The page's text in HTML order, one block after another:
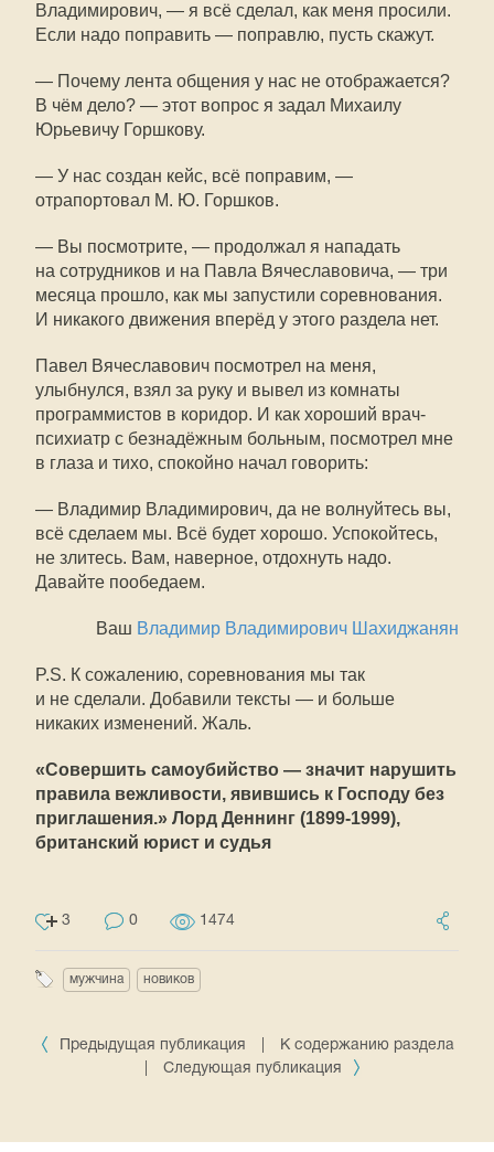
Владимирович, — я всё сделал, как меня просили.
Если надо поправить — поправлю, пусть скажут.
— Почему лента общения у нас не отображается?
В чём дело? — этот вопрос я задал Михаилу
Юрьевичу Горшкову.
— У нас создан кейс, всё поправим, —
отрапортовал М. Ю. Горшков.
— Вы посмотрите, — продолжал я нападать
на сотрудников и на Павла Вячеславовича, — три
месяца прошло, как мы запустили соревнования.
И никакого движения вперёд у этого раздела нет.
Павел Вячеславович посмотрел на меня,
улыбнулся, взял за руку и вывел из комнаты
программистов в коридор. И как хороший врач-
психиатр с безнадёжным больным, посмотрел мне
в глаза и тихо, спокойно начал говорить:
— Владимир Владимирович, да не волнуйтесь вы,
всё сделаем мы. Всё будет хорошо. Успокойтесь,
не злитесь. Вам, наверное, отдохнуть надо.
Давайте пообедаем.
Ваш Владимир Владимирович Шахиджанян
P.S. К сожалению, соревнования мы так
и не сделали. Добавили тексты — и больше
никаких изменений. Жаль.
«Совершить самоубийство — значит нарушить
правила вежливости, явившись к Господу без
приглашения.» Лорд Деннинг (1899-1999),
британский юрист и судья
3 0 1474
мужчина новиков
Предыдущая публикация
К содержанию раздела
Следующая публикация